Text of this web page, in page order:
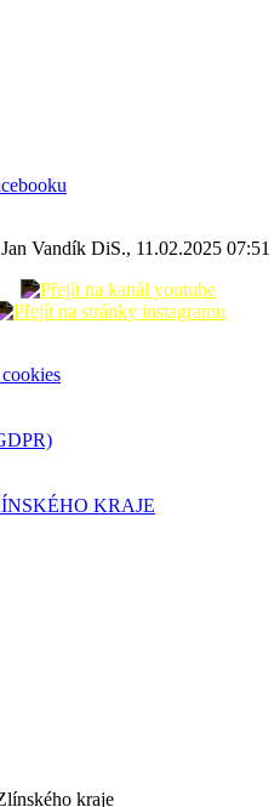
Vandík DiS., 11.02.2025 07:51
KRAJE
kraje